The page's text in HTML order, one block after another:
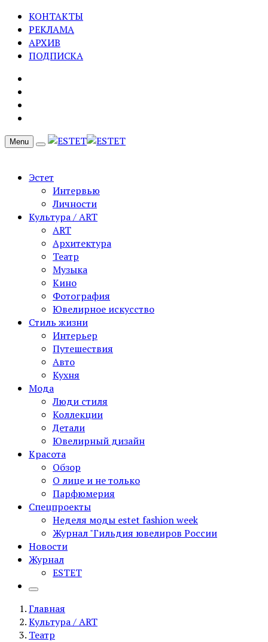
КОНТАКТЫ
РЕКЛАМА
АРХИВ
ПОДПИСКА
Menu
Эстет
Интервью
Личности
Культура / ART
ART
Архитектура
Театр
Музыка
Кино
Фотография
Ювелирное искусство
Стиль жизни
Интерьер
Путешествия
Авто
Кухня
Мода
Люди стиля
Коллекции
Детали
Ювелирный дизайн
Красота
Обзор
О лице и не только
Парфюмерия
Спецпроекты
Неделя моды estet fashion week
Журнал "Гильдия ювелиров России
Новости
Журнал
ESTET
Главная
Культура / ART
Театр